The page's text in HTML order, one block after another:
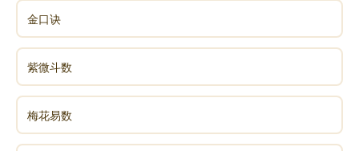
[49]、文艺 依薇 娅蒂 虹颖 春柔 奕歆
[50]、访平 美瑞 杰美 瑞婷 静玲 雪兰
声明：部分内容来于网络，如有侵权，请联系我们删除！以上内容，并
不代表易德轩观点。
金口诀
紫微斗数
梅花易数